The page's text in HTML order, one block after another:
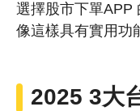
選擇股市下單APP
像這樣具有實用功
2025 3大